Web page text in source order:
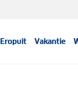
Eropuit Vakantie